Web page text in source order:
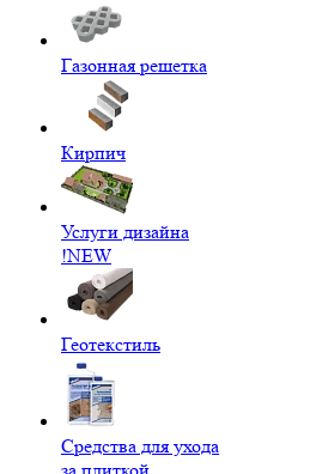
Газонная решетка
Кирпич
Услуги дизайна
!NEW
Геотекстиль
Средства для ухода